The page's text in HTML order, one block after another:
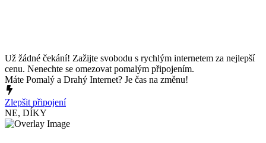
Už žádné čekání! Zažijte svobodu s rychlým internetem za nejlepší
cenu. Nenechte se omezovat pomalým připojením.
Máte Pomalý a Drahý Internet? Je čas na změnu!
Zlepšit připojení
NE, DÍKY